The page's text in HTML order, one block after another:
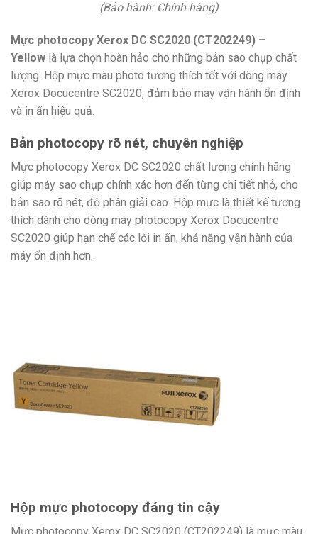
(Bảo hành: Chính hãng)
Mực photocopy Xerox DC SC2020 (CT202249) –
Yellow là lựa chọn hoàn hảo cho những bản sao chụp chất
lượng. Hộp mực màu photo tương thích tốt với dòng máy
Xerox Docucentre SC2020, đảm bảo máy vận hành ổn định
và in ấn hiệu quả.
Bản photocopy rõ nét, chuyên nghiệp
Mực photocopy Xerox DC SC2020 chất lượng chính hãng
giúp máy sao chụp chính xác hơn đến từng chi tiết nhỏ, cho
bản sao rõ nét, độ phân giải cao. Hộp mực là thiết kế tương
thích dành cho dòng máy photocopy Xerox Docucentre
SC2020 giúp hạn chế các lỗi in ấn, khả năng vận hành của
máy ổn định hơn.
Hộp mực photocopy đáng tin cậy